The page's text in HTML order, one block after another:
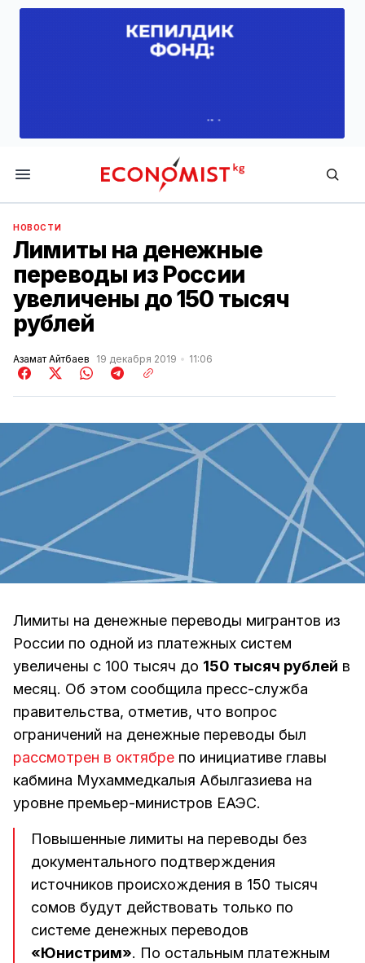
Economist.kg
НОВОСТИ
Лимиты на денежные
переводы из России
увеличены до 150 тысяч
рублей
Азамат Айтбаев 19 декабря 2019 11:06
Лимиты на денежные переводы мигрантов из
России по одной из платежных систем
увеличены с 100 тысяч до 150 тысяч рублей в
месяц. Об этом сообщила пресс-служба
правительства, отметив, что вопрос
ограничений на денежные переводы был
рассмотрен в октябре по инициативе главы
кабмина Мухаммедкалыя Абылгазиева на
уровне премьер-министров ЕАЭС.
Повышенные лимиты на переводы без
документального подтверждения
источников происхождения в 150 тысяч
сомов будут действовать только по
системе денежных переводов
«Юнистрим». По остальным платежным